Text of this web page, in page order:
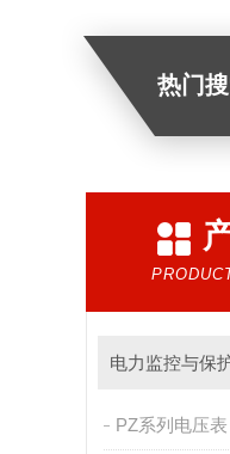
热门搜
电力监控与保
PZ系列电压表